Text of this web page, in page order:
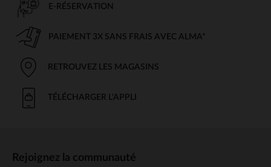
E-RÉSERVATION
PAIEMENT 3X SANS FRAIS AVEC ALMA*
RETROUVEZ LES MAGASINS
TÉLÉCHARGER L'APPLI
Rejoignez la communauté